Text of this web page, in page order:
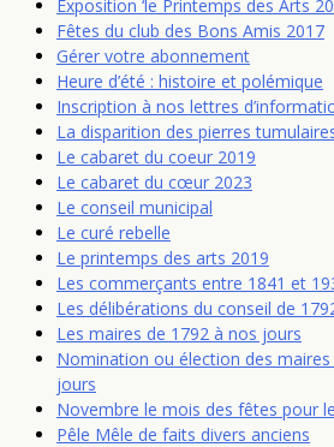
Exposition ‘le Printemps des Arts
Fêtes du club des Bons Amis 2017
Gérer votre abonnement
Heure d’été : histoire et polémique
Inscription à nos lettres
La disparition des pierres
Le cabaret du coeur 2019
Le cabaret du cœur 2023
Le conseil municipal
Le curé rebelle
Le printemps des arts 2019
Les commerçants entre 1841 et
Les délibérations du conseil de
Les maires de 1792 à nos jours
Nomination ou élection des
jours
Novembre le mois des fêtes pour
Pêle Mêle de faits divers anciens